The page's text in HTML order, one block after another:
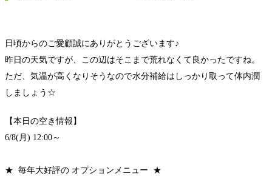
日頃からのご愛顧誠にありがとうございます♪
昨日の天気ですが、この辺はそこまで荒れなくて良かったですね。
ただ、気温が高くなりそうなので水分補給はしっかり取って体内潤
しましょう☆
【本日の空き情報】
6/8(月) 12:00～
★ 毎年大好評の オプションメニュー ★